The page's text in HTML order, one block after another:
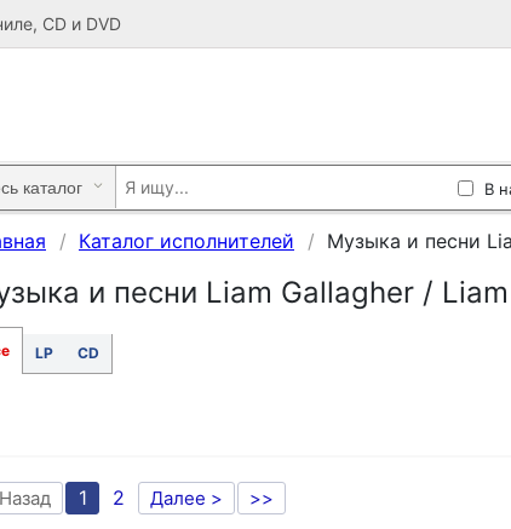
CD и DVD
В
Каталог исполнителей Музыка и песни
и песни Liam Gallagher /
LP CD
1 2 Далее > >>